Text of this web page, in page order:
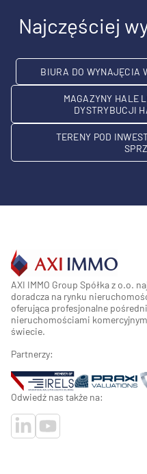
Najczęściej
BIURA DO WYNAJĘCIA
MAGAZYNY HALE
DYSTRYBUCJI
TERENY POD
AXI IMMO Group Spółka z o.o.
doradcza na rynku
oferująca profesjonalne
nieruchomościami
świecie.
Partnerzy:
Odwiedź nas także na: